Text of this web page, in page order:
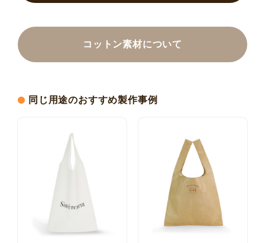
コットン素材について
同じ用途のおすすめ製作事例